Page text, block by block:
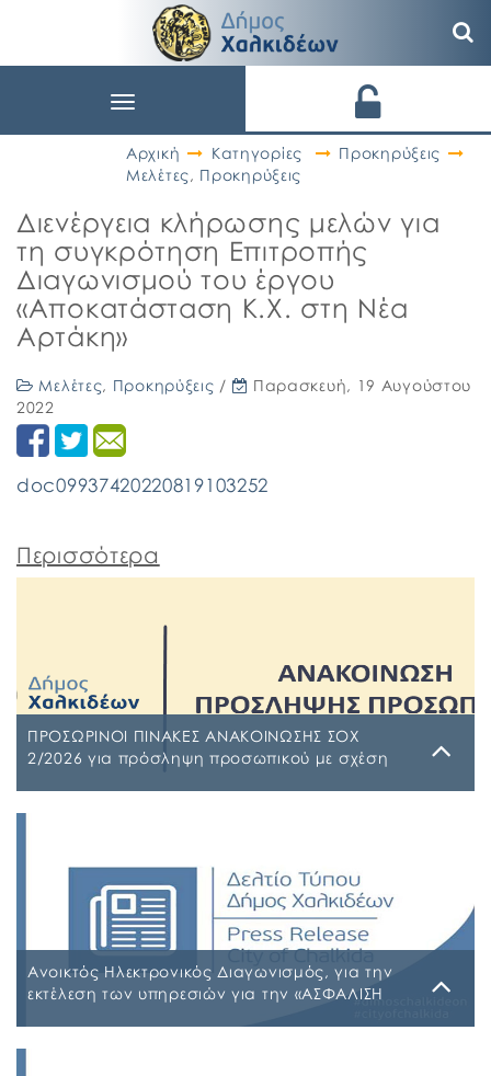
Toggle
Αρχική
Κατηγορίες
Προκηρύξεις
Μελέτες, Προκηρύξεις
Διενέργεια κλήρωσης μελών για
τη συγκρότηση Επιτροπής
Διαγωνισμού του έργου
«Αποκατάσταση Κ.Χ. στη Νέα
Αρτάκη»
Μελέτες, Προκηρύξεις /
Παρασκευή, 19 Αυγούστου
2022
doc09937420220819103252
Περισσότερα
ΠΡΟΣΩΡΙΝΟΙ ΠΙΝΑΚΕΣ ΑΝΑΚΟΙΝΩΣΗΣ ΣΟΧ
2/2026 για πρόσληψη προσωπικού με σχέση
ΠΙΝΑΚΑΣ ΚΑΤΑΤΑΞΗΣ ΣΥΜΜΕΤΕΧΟΝΤΩΝ 1 ΡΗΒΖΩΗΑ-
Ρ5Τ-1 ΠΡΟΣΩΡΙΝΟΣ ΠΙΝΑΚΑΣ ΜΕΡΙΚΗΣ ΑΠΑΣΧΟΛΗΣΗΣ
ΨΔΑΚΩΗΑ-ΑΟ3 ΠΡΟΣΩΡΙΝΟΣ ΠΙΝΑΚΑΣ ΠΛΗΡΟΥΣ
ΑΠΑΣΧΟΛΗΣΗΣ ΨΦΑ4ΩΗΑ-ΦΣΒ ΠΡΟΣΩΡΙΝΟΣ ΠΙΝΑΚΑΣ
ΣΥΜΜΕΤΕΧΟΝΤΩΝ 6ΖΛΚΩΗΑ-ΠΩΗ
Ανοικτός Ηλεκτρονικός Διαγωνισμός, για την
εκτέλεση των υπηρεσιών για την «ΑΣΦΑΛΙΣΗ